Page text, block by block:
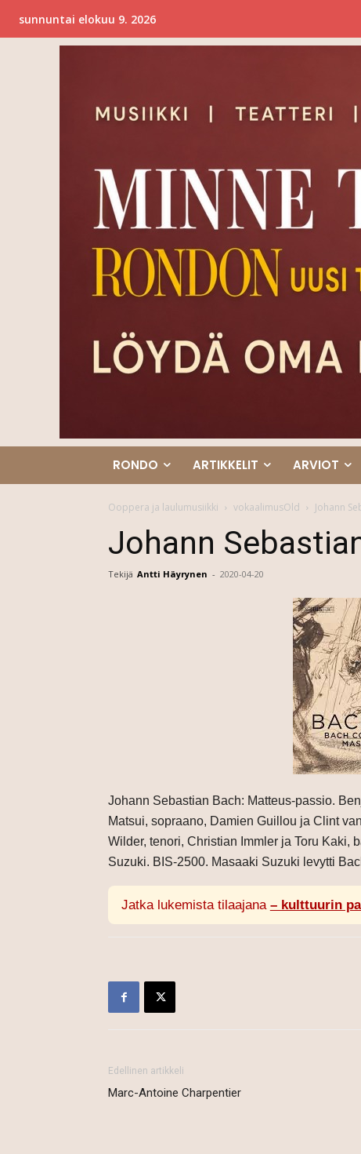
sunnuntai elokuu 9. 2026
RONDO ARTIKKELIT ARVIOT
Ooppera ja laulumusiikki vokaalimusOld Johann
Johann
Tekijä Antti Häyrynen - 2020-04-20
Johann Sebastian Bach: Matteus-passio.
Matsui, sopraano, Damien Guillou ja Clint
Wilder, tenori, Christian Immler ja Toru Kaki,
Suzuki. BIS-2500. Masaaki Suzuki levytti
Jatka lukemista tilaajana – kulttuurin
Edellinen artikkeli
Marc-Antoine Charpentier